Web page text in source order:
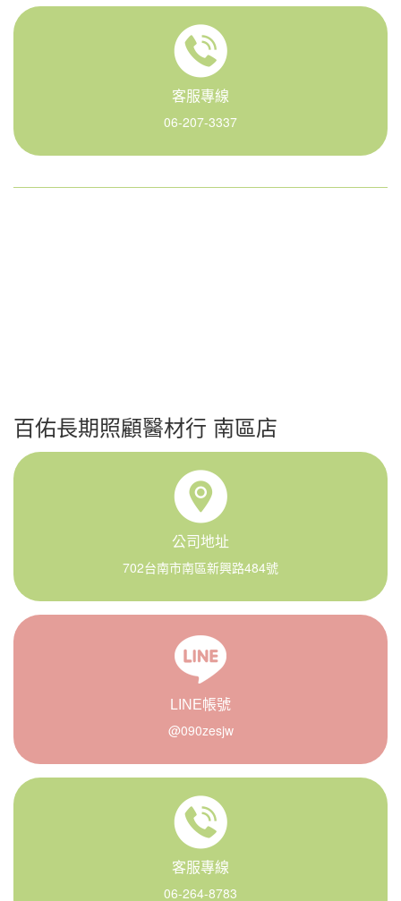
客服專線
06-207-3337
百佑長期照顧醫材行 南區店
公司地址
702台南市南區新興路484號
LINE帳號
@090zesjw
客服專線
06-264-8783